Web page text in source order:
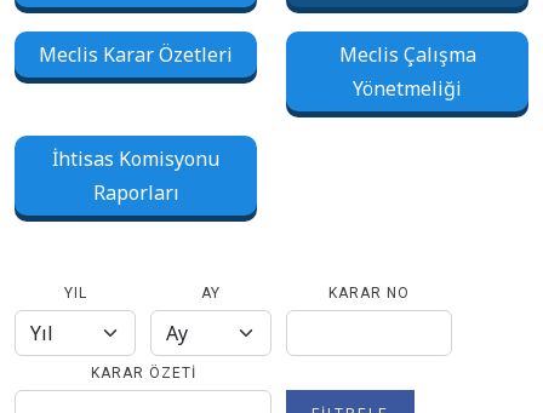
Meclis Karar Özetleri
Meclis Çalışma
Yönetmeliği
İhtisas Komisyonu
Raporları
YIL AY KARAR NO
KARAR ÖZETI